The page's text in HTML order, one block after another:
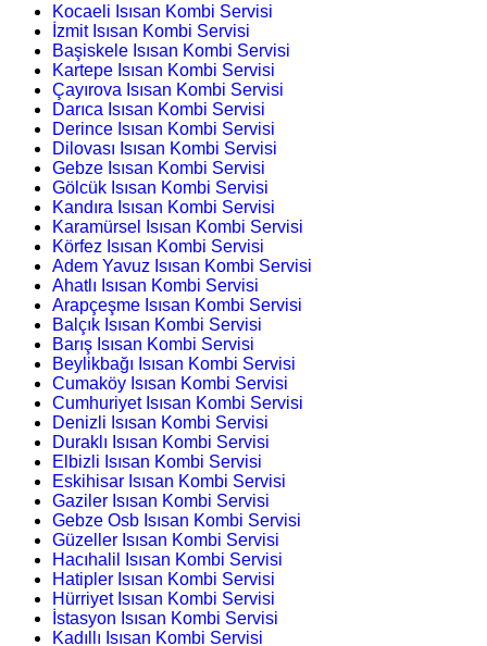
Kocaeli Isısan Kombi Servisi
İzmit Isısan Kombi Servisi
Başiskele Isısan Kombi Servisi
Kartepe Isısan Kombi Servisi
Çayırova Isısan Kombi Servisi
Darıca Isısan Kombi Servisi
Derince Isısan Kombi Servisi
Dilovası Isısan Kombi Servisi
Gebze Isısan Kombi Servisi
Gölcük Isısan Kombi Servisi
Kandıra Isısan Kombi Servisi
Karamürsel Isısan Kombi Servisi
Körfez Isısan Kombi Servisi
Adem Yavuz Isısan Kombi Servisi
Ahatlı Isısan Kombi Servisi
Arapçeşme Isısan Kombi Servisi
Balçık Isısan Kombi Servisi
Barış Isısan Kombi Servisi
Beylikbağı Isısan Kombi Servisi
Cumaköy Isısan Kombi Servisi
Cumhuriyet Isısan Kombi Servisi
Denizli Isısan Kombi Servisi
Duraklı Isısan Kombi Servisi
Elbizli Isısan Kombi Servisi
Eskihisar Isısan Kombi Servisi
Gaziler Isısan Kombi Servisi
Gebze Osb Isısan Kombi Servisi
Güzeller Isısan Kombi Servisi
Hacıhalil Isısan Kombi Servisi
Hatipler Isısan Kombi Servisi
Hürriyet Isısan Kombi Servisi
İstasyon Isısan Kombi Servisi
Kadıllı Isısan Kombi Servisi